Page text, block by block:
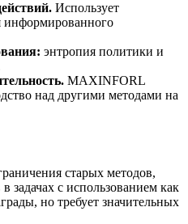
Использует
информированного
энтропия политики и
MAXINFORL
над другими методами на
старых методов,
задачах с использованием как
но требует значительных